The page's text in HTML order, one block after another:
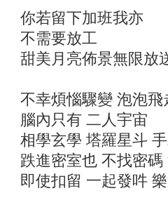
你若留下加班我亦
不需要放工
甜美月亮佈景無限放
不幸煩惱驟變 泡泡飛
腦內只有 二人宇宙
相學玄學 塔羅星斗
跌進密室也 不找密碼
即使扣留 一起發吽